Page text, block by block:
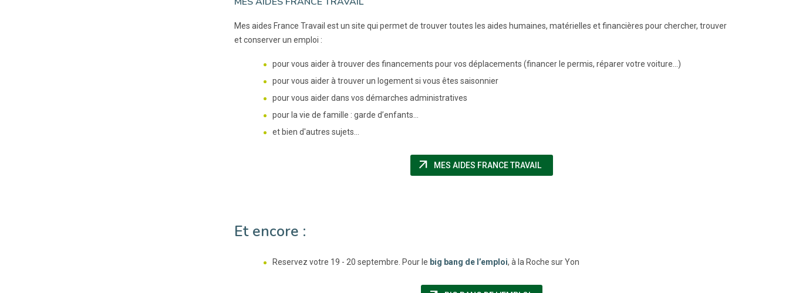
Mes aides France Travail est un site qui permet de trouver toutes les aides humaines, matérielles et financières pour chercher, trouver
et conserver un emploi :
pour vous aider à trouver des financements pour vos déplacements (financer le permis, réparer votre voiture...)
pour vous aider à trouver un logement si vous êtes saisonnier
pour vous aider dans vos démarches administratives
pour la vie de famille : garde d’enfants...
et bien d'autres sujets...
arrow_outward MES AIDES FRANCE TRAVAIL
Et encore :
Reservez votre 19 - 20 septembre. Pour le big bang de l’emploi, à la Roche sur Yon